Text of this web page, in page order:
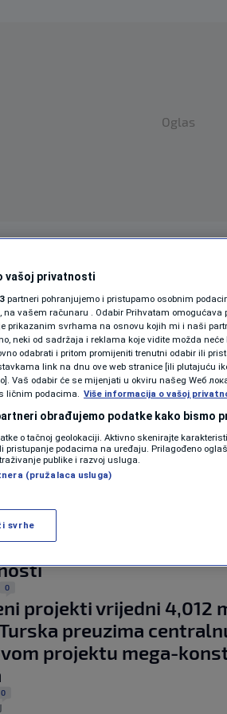
Oglas
SHOWBIZ
KOLUMNE
VIRALNO
FOTO
PROMO
Koreja: NATO-ov plan
da se savez priprema za
0
S UKRAJINOM
NATO članica oborila
zračnom prostoru
REAGOVANJA
nebu iznad Balkana:
stavila borbene avione
0
projekti vrijedni 4,012
preuzima
projektu mega-
0
vašoj privatnosti
partneri pohranjujemo i pristupamo osobnim
na vašem računaru . Odabir Prihvatam omogućava
prikazanim svrhama na osnovu kojih mi i naši
neki od sadržaja i reklama koje vidite možda
odabrati i pritom promijeniti trenutni odabir ili
link na dnu ove web stranice [ili plutajuću
Vaš odabir će se mijenjati u okviru našeg Wеб
ličnim podacima.
Više informacija o vašoj
obrađujemo podatke kako bismo
o tačnoj geolokaciji. Aktivno skenirajte
pristupanje podacima na uređaju. Prilagođeno
publike i razvoj usluga.
(pružalaca usluga)
svrhe